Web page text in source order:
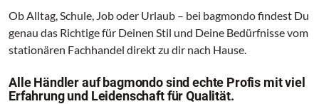
Ob Alltag, Schule, Job oder Urlaub – bei bagmondo findest Du
genau das Richtige für Deinen Stil und Deine Bedürfnisse vom
stationären Fachhandel direkt zu dir nach Hause.
Alle Händler auf bagmondo sind echte Profis mit viel
Erfahrung und Leidenschaft für Qualität.